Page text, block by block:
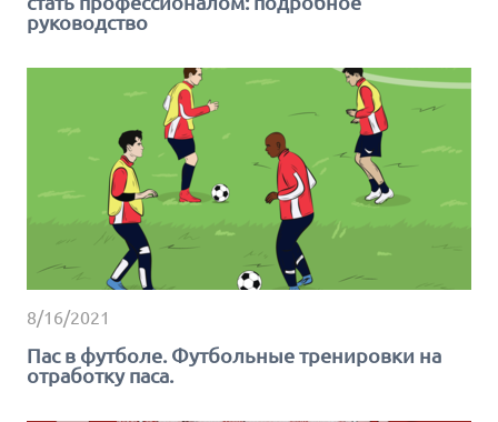
руководство
8/16/2021
Пас в футболе. Футбольные тренировки на
отработку паса.